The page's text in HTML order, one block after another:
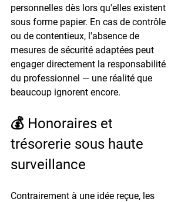
personnelles dès lors qu'elles existent
sous forme papier. En cas de contrôle
ou de contentieux, l'absence de
mesures de sécurité adaptées peut
engager directement la responsabilité
du professionnel — une réalité que
beaucoup ignorent encore.
💰 Honoraires et
trésorerie sous haute
surveillance
Contrairement à une idée reçue, les